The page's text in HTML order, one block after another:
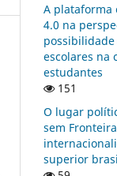
A plataforma
4.0 na
escolares na
estudantes
151
O lugar
sem
superior